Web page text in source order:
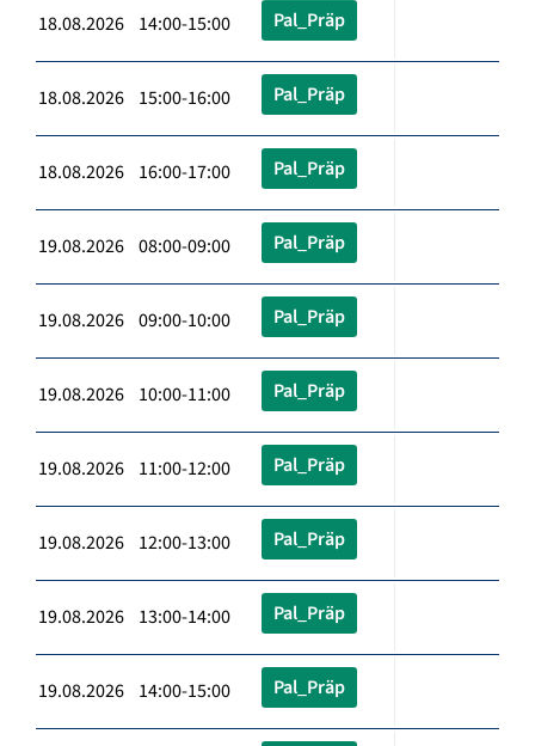
18.08.2026 14:00-15:00 Pal_Präp
18.08.2026 15:00-16:00 Pal_Präp
18.08.2026 16:00-17:00 Pal_Präp
19.08.2026 08:00-09:00 Pal_Präp
19.08.2026 09:00-10:00 Pal_Präp
19.08.2026 10:00-11:00 Pal_Präp
19.08.2026 11:00-12:00 Pal_Präp
19.08.2026 12:00-13:00 Pal_Präp
19.08.2026 13:00-14:00 Pal_Präp
19.08.2026 14:00-15:00 Pal_Präp